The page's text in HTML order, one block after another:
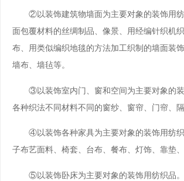
②以装饰建筑物墙面为主要对象的装饰用纺
面包覆材料的丝绸制品、像景、用经编针织机
布、用类似编织地毯的方法加工织制的墙面装
墙布、墙毡等。
③以装饰室内门、窗和空间为主要对象的装
各种织法不同材料不同的窗纱、窗帘、门帘、
④以装饰各种家具为主要对象的装饰用纺织
子布艺面料、椅套、台布、餐布、灯饰、靠垫、
⑤以装饰卧床为主要对象的装饰用纺织品。